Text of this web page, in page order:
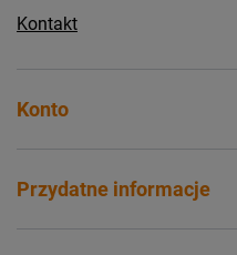
Kontakt
Konto
Przydatne informacje